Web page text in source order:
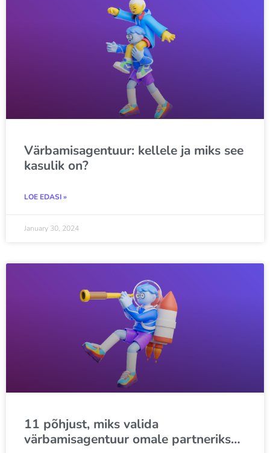
Värbamisagentuur: kellele ja miks see
kasulik on?
LOE EDASI »
January 30, 2024
11 põhjust, miks valida
värbamisagentuur omale partneriks…